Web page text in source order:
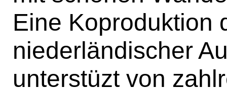
Eine Koproduktion
niederländischer
unterstüzt von